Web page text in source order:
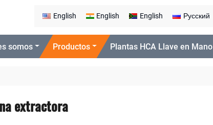
English English English Русский
somos Productos Plantas HCA Llave en Mano
extractora